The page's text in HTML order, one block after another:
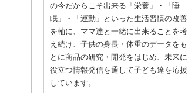
の今だからこそ出来る「栄養」・「睡
眠」・「運動」といった生活習慣の改善
を軸に、ママ達と一緒に出来ることを考
え続け、子供の身長・体重のデータをも
とに商品の研究・開発をはじめ、未来に
役立つ情報発信を通して子ども達を応援
しています。